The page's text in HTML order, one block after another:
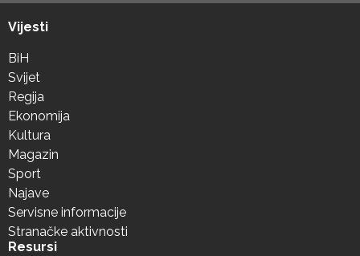
Vijesti
BiH
Svijet
Regija
Ekonomija
Kultura
Magazin
Sport
Najave
Servisne informacije
Stranačke aktivnosti
Resursi